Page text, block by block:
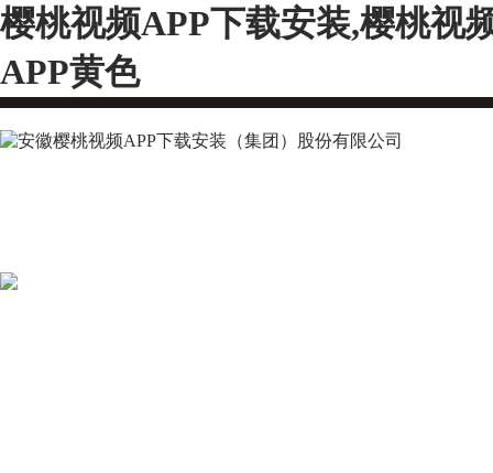
樱桃视频APP下载安装,樱桃视
APP黄色